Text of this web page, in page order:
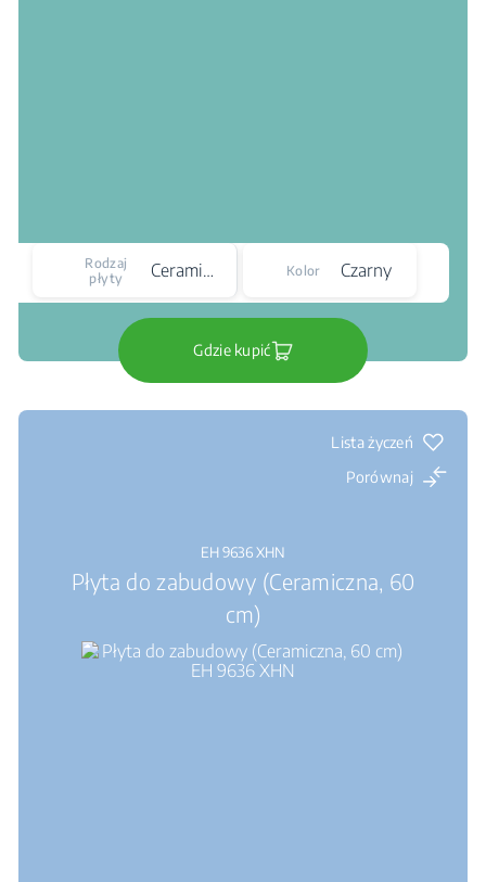
Rodzaj
płyty
Ceramiczna Kolor Czarny
Gdzie kupić
Lista życzeń
Porównaj
EH 9636 XHN
Płyta do zabudowy (Ceramiczna, 60
cm)